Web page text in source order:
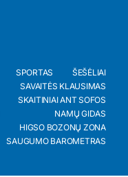
SPORTAS
ŠEŠĖLIAI
SAVAITĖS KLAUSIMAS
SKAITINIAI ANT SOFOS
NAMŲ GIDAS
HIGSO BOZONŲ ZONA
SAUGUMO BAROMETRAS